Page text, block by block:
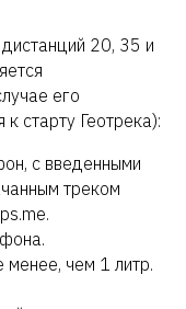
20, 35 и
его
к старту Геотрека):
с введенными
треком
чем 1 литр.